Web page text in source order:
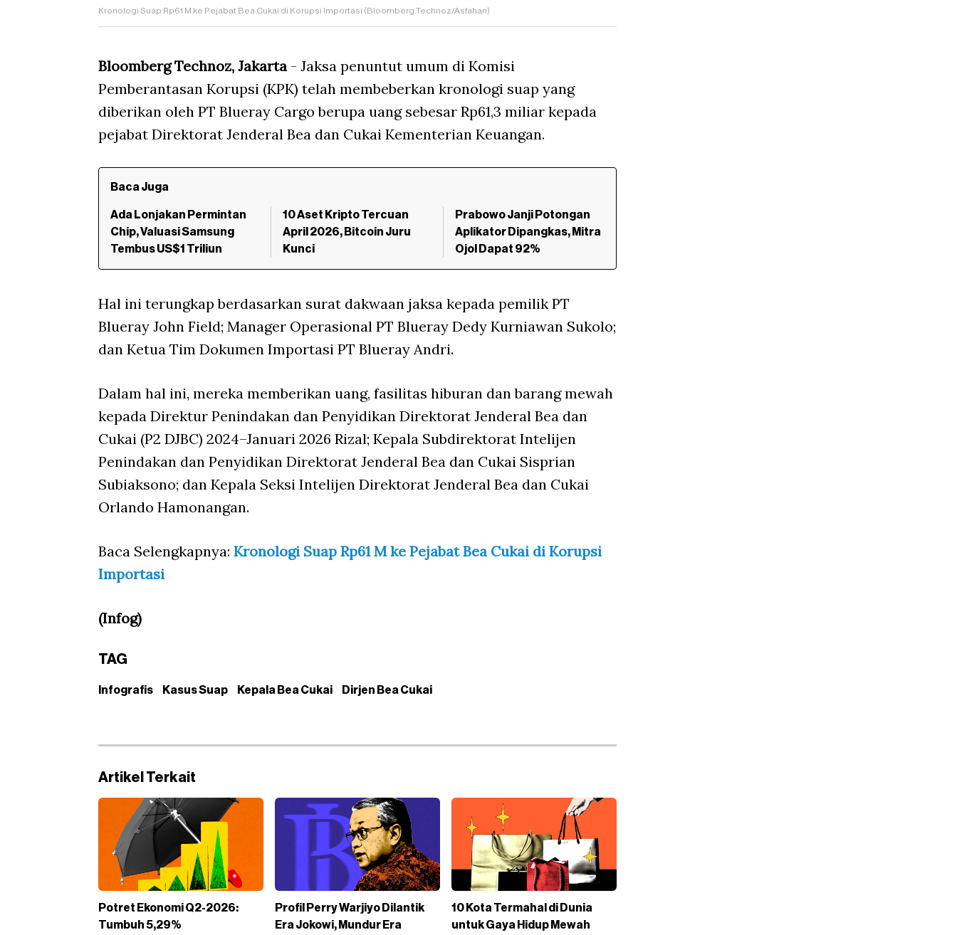
Kronologi Suap Rp61 M ke Pejabat Bea Cukai di Korupsi Importasi (Bloomberg Technoz/Asfahan)
Bloomberg Technoz, Jakarta - Jaksa penuntut umum di Komisi
Pemberantasan Korupsi (KPK) telah membeberkan kronologi suap yang
diberikan oleh PT Blueray Cargo berupa uang sebesar Rp61,3 miliar kepada
pejabat Direktorat Jenderal Bea dan Cukai Kementerian Keuangan.
Baca Juga
Ada Lonjakan Permintan
Chip, Valuasi Samsung
Tembus US$1 Triliun
10 Aset Kripto Tercuan
April 2026, Bitcoin Juru
Kunci
Prabowo Janji Potongan
Aplikator Dipangkas, Mitra
Ojol Dapat 92%
Hal ini terungkap berdasarkan surat dakwaan jaksa kepada pemilik PT
Blueray John Field; Manager Operasional PT Blueray Dedy Kurniawan Sukolo;
dan Ketua Tim Dokumen Importasi PT Blueray Andri.
Dalam hal ini, mereka memberikan uang, fasilitas hiburan dan barang mewah
kepada Direktur Penindakan dan Penyidikan Direktorat Jenderal Bea dan
Cukai (P2 DJBC) 2024–Januari 2026 Rizal; Kepala Subdirektorat Intelijen
Penindakan dan Penyidikan Direktorat Jenderal Bea dan Cukai Sisprian
Subiaksono; dan Kepala Seksi Intelijen Direktorat Jenderal Bea dan Cukai
Orlando Hamonangan.
Baca Selengkapnya: Kronologi Suap Rp61 M ke Pejabat Bea Cukai di Korupsi
Importasi
(Infog)
TAG
Infografis Kasus Suap Kepala Bea Cukai Dirjen Bea Cukai
Artikel Terkait
Potret Ekonomi Q2-2026:
Tumbuh 5,29%
Profil Perry Warjiyo Dilantik
Era Jokowi, Mundur Era
10 Kota Termahal di Dunia
untuk Gaya Hidup Mewah